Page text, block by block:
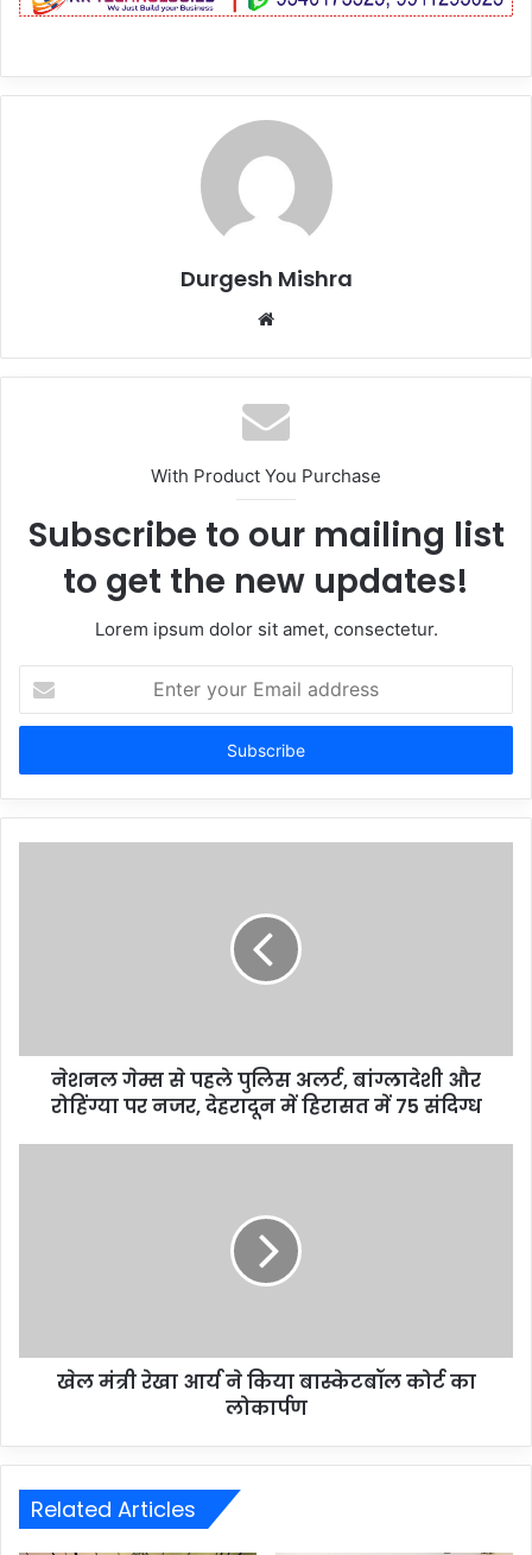
Durgesh Mishra
Website
With Product You Purchase
Subscribe to our mailing list
to get the new updates!
Lorem ipsum dolor sit amet, consectetur.
Enter
your
Email
नेशनल गेम्स से पहले पुलिस अलर्ट, बांग्लादेशी और
रोहिंग्या पर नजर, देहरादून में हिरासत में 75 संदिग्ध
खेल मंत्री रेखा आर्य ने किया बास्केटबॉल कोर्ट का
लोकार्पण
Related Articles